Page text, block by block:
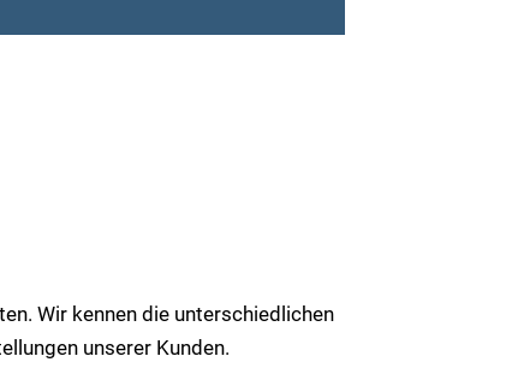
Wir kennen die unterschiedlichen
unserer Kunden.